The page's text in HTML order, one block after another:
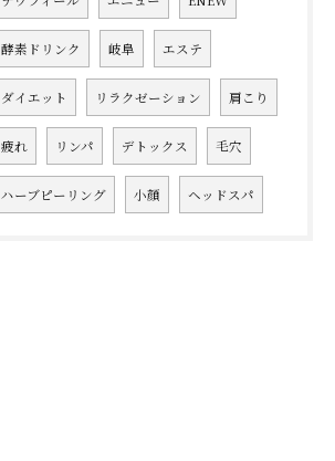
酵素ドリンク 岐阜 エステ
ダイエット リラクゼーション 肩こり
疲れ リンパ デトックス 毛穴
ハーブピーリング 小顔 ヘッドスパ